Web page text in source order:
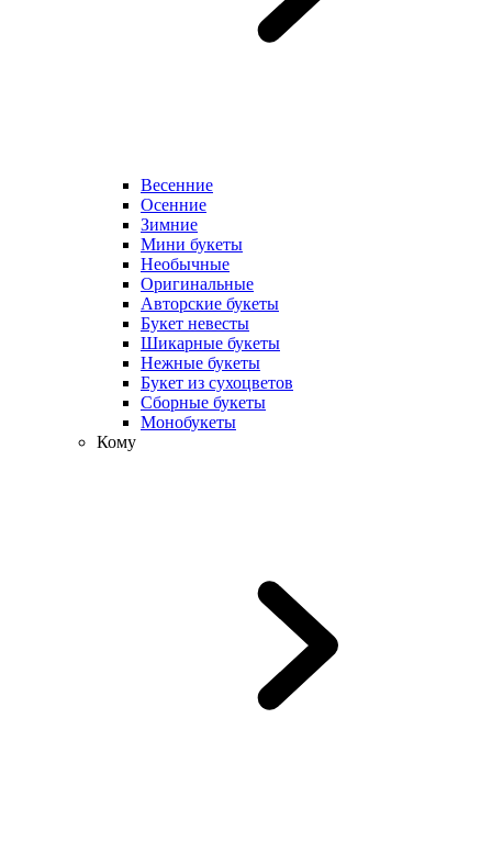
Весенние
Осенние
Зимние
Мини букеты
Необычные
Оригинальные
Авторские букеты
Букет невесты
Шикарные букеты
Нежные букеты
Букет из сухоцветов
Сборные букеты
Монобукеты
Кому